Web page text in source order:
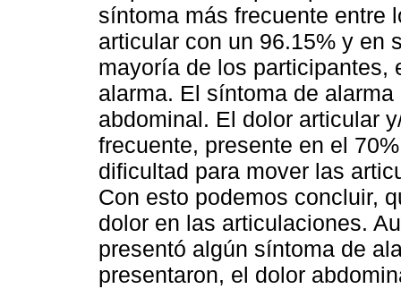
síntoma más frecuente entre
articular con un 96.15% y en
mayoría de los participantes,
alarma. El síntoma de
abdominal. El dolor articular
frecuente, presente en el
dificultad para mover las
Con esto podemos concluir,
dolor en las articulaciones.
presentó algún síntoma de
presentaron, el dolor